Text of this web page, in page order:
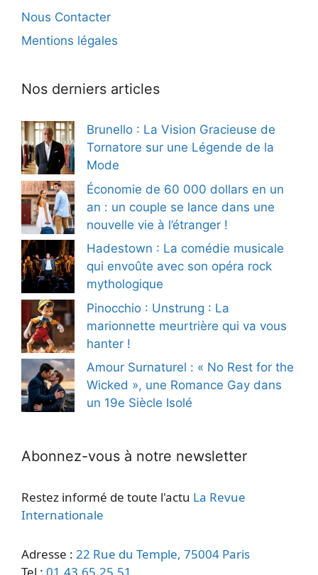
Nous Contacter
Mentions légales
Nos derniers articles
Brunello : La Vision Gracieuse de
Tornatore sur une Légende de la
Mode
Économie de 60 000 dollars en un
an : un couple se lance dans une
nouvelle vie à l’étranger !
Hadestown : La comédie musicale
qui envoûte avec son opéra rock
mythologique
Pinocchio : Unstrung : La
marionnette meurtrière qui va vous
hanter !
Amour Surnaturel : « No Rest for the
Wicked », une Romance Gay dans
un 19e Siècle Isolé
Abonnez-vous à notre newsletter
Restez informé de toute l'actu La Revue
Internationale
Adresse : 22 Rue du Temple, 75004 Paris